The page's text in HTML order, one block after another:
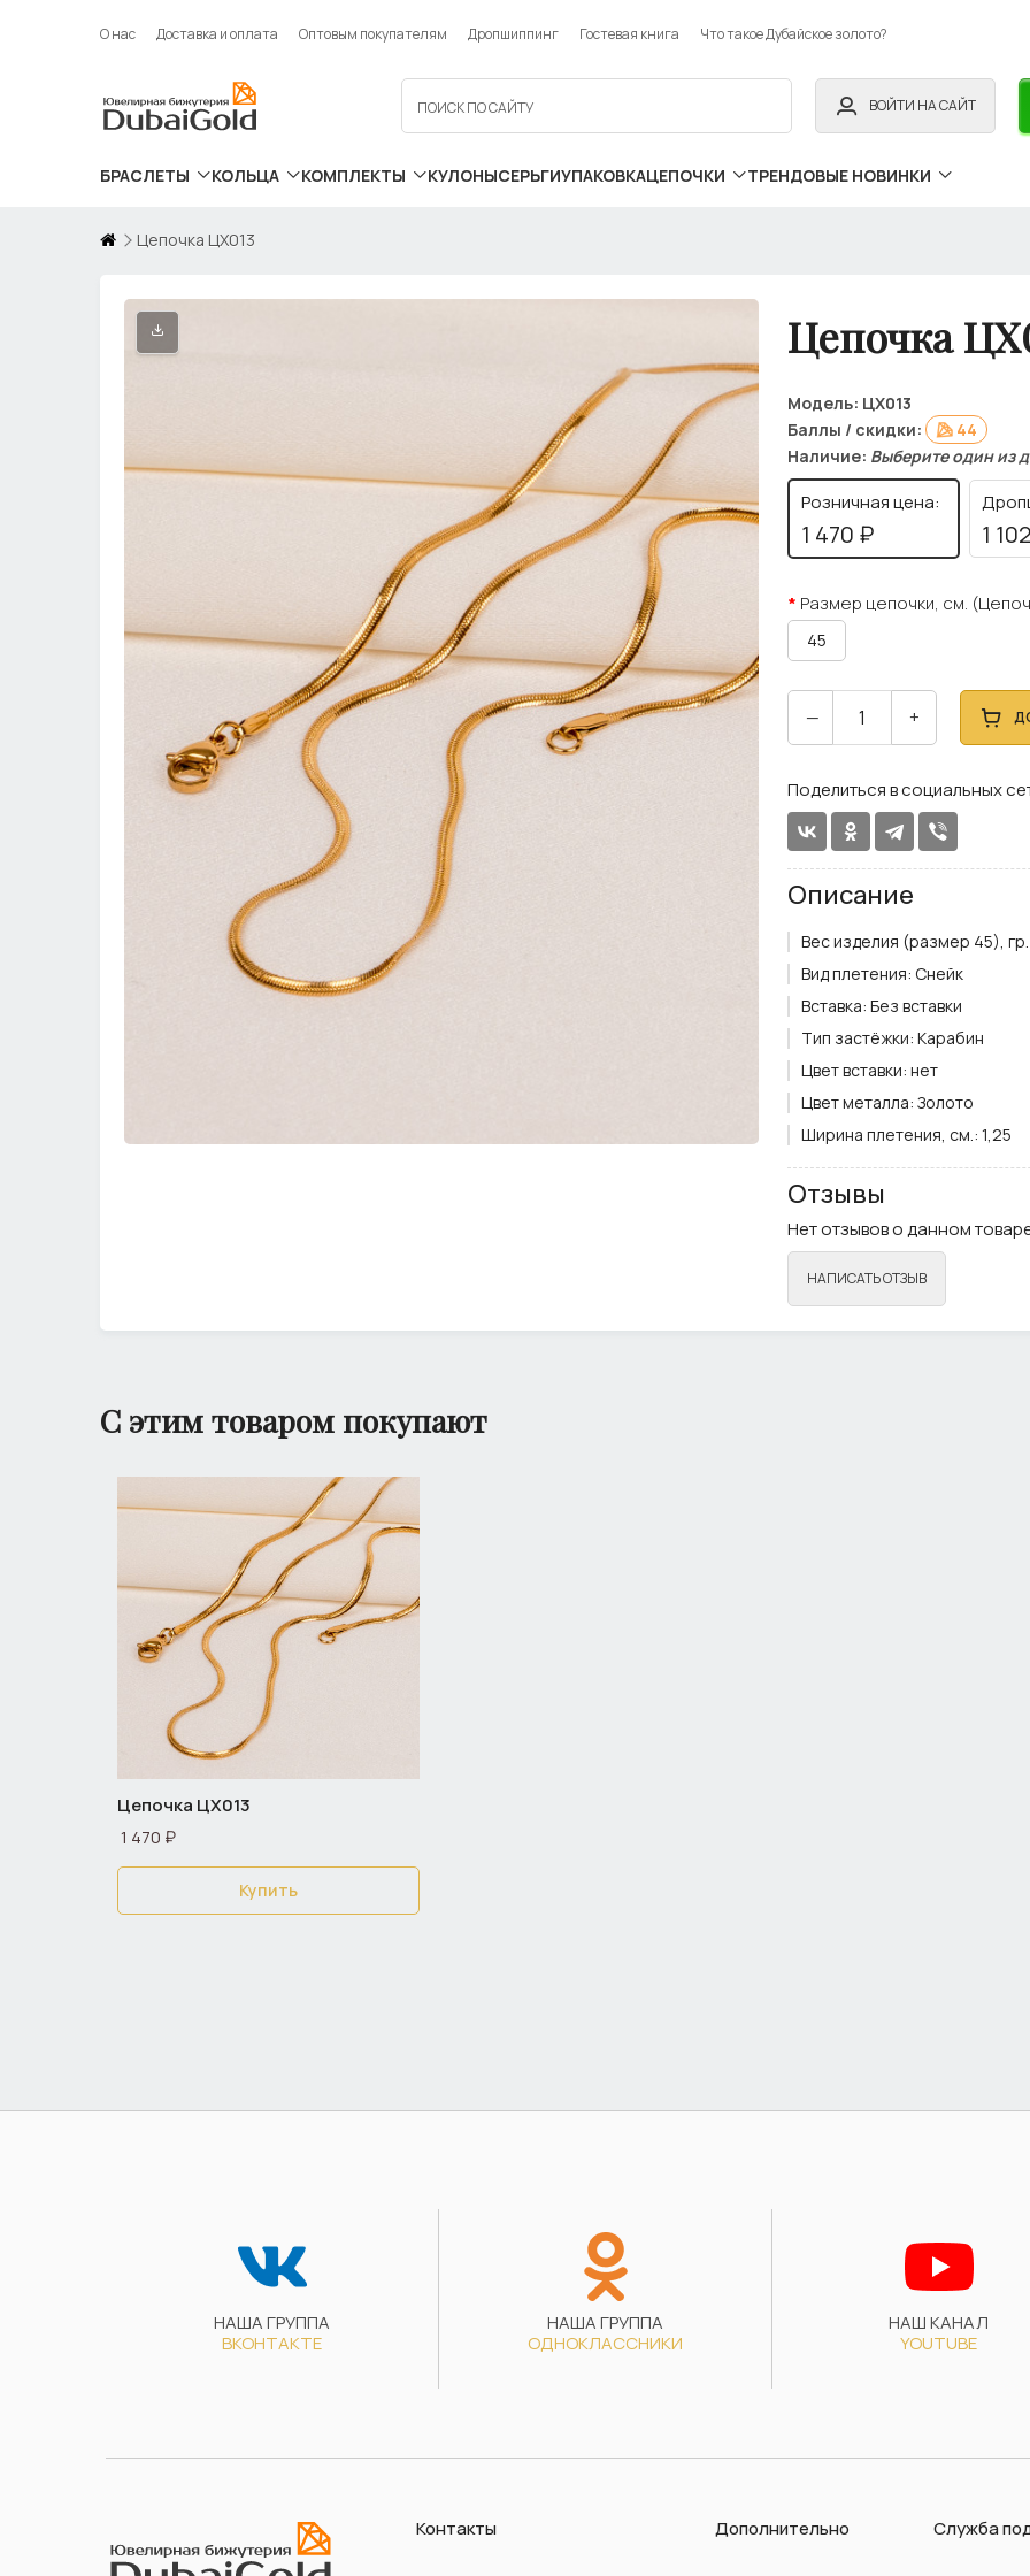
О нас Доставка и оплата Оптовым покупателям Дропшиппинг Гостевая книга Что такое Дубайское золото?
ВОЙТИ НА САЙТ
БРАСЛЕТЫ КОЛЬЦА КОМПЛЕКТЫ КУЛОНЫСЕРЬГИУПАКОВКАЦЕПОЧКИ ТРЕНДОВЫЕ НОВИНКИ
Цепочка ЦХ013
Цепочка
Модель: ЦХ013
Баллы / скидки:
44
Наличие: Выберите один из
Розничная цена:
1 470 ₽ 1
Размер цепочки, см.
45
— +
Поделиться в социальных
Описание
Вес изделия (размер 45),
Вид плетения: Снейк
Вставка: Без вставки
Тип застёжки: Карабин
Цвет вставки: нет
Цвет металла: Золото
Ширина плетения, см.: 1,25
Примечание:Фурнитура
Отзывы
Нет отзывов о данном
НАПИСАТЬ ОТЗЫВ
С этим товаром покупают
Цепочка ЦХ013
1 470 ₽
Купить
НАША ГРУППА
ВКОНТАКТЕ
НАША ГРУППА
ОДНОКЛАССНИКИ
НАШ КАНАЛ
YOUTUBE
Контакты Дополнительно Служба